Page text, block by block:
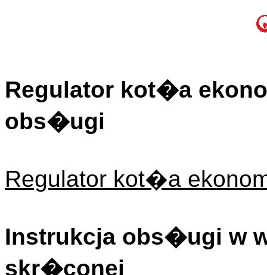
Regulator kot�a
obs�ugi
Regulator kot�a
Instrukcja obs�ugi w
skr�conej